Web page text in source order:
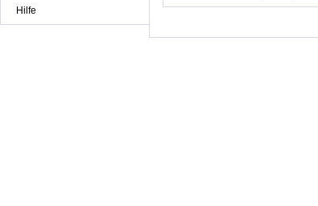
Hilfe